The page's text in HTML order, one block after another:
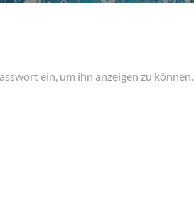
ein, um ihn anzei­gen zu können.